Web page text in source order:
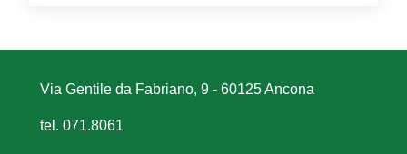
Via Gentile da Fabriano, 9 - 60125 Ancona
tel. 071.8061